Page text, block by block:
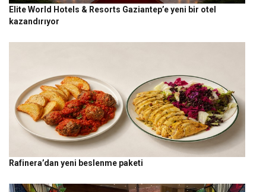
Elite World Hotels & Resorts Gaziantep’e yeni bir otel
kazandırıyor
Rafinera’dan yeni beslenme paketi